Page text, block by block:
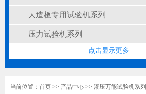
人造板专用试验机系列
压力试验机系列
点击显示更多
当前位置： 首页 >> 产品中心 >> 液压万能试验机系列